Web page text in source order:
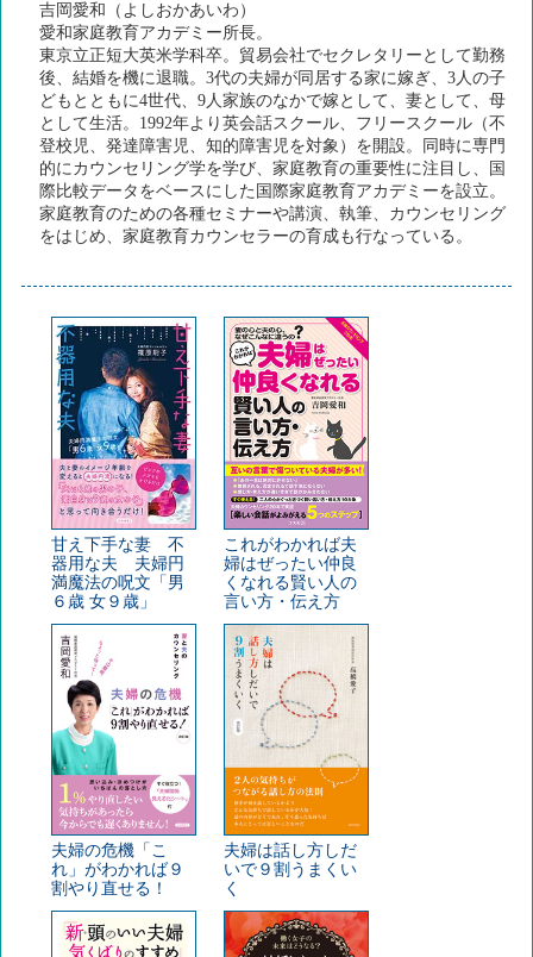
吉岡愛和（よしおかあいわ）
愛和家庭教育アカデミー所長。
東京立正短大英米学科卒。貿易会社でセクレタリーとして勤務
後、結婚を機に退職。3代の夫婦が同居する家に嫁ぎ、3人の子
どもとともに4世代、9人家族のなかで嫁として、妻として、母
として生活。1992年より英会話スクール、フリースクール（不
登校児、発達障害児、知的障害児を対象）を開設。同時に専門
的にカウンセリング学を学び、家庭教育の重要性に注目し、国
際比較データをベースにした国際家庭教育アカデミーを設立。
家庭教育のための各種セミナーや講演、執筆、カウンセリング
をはじめ、家庭教育カウンセラーの育成も行なっている。
甘え下手な妻 不
器用な夫 夫婦円
満魔法の呪文「男
６歳 女９歳」
これがわかれば夫
婦はぜったい仲良
くなれる賢い人の
言い方・伝え方
夫婦の危機「こ
れ」がわかれば９
割やり直せる！
夫婦は話し方しだ
いで９割うまくい
く